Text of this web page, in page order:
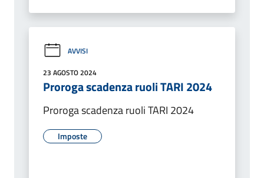
AVVISI
23 AGOSTO 2024
Proroga scadenza ruoli TARI 2024
Proroga scadenza ruoli TARI 2024
Imposte